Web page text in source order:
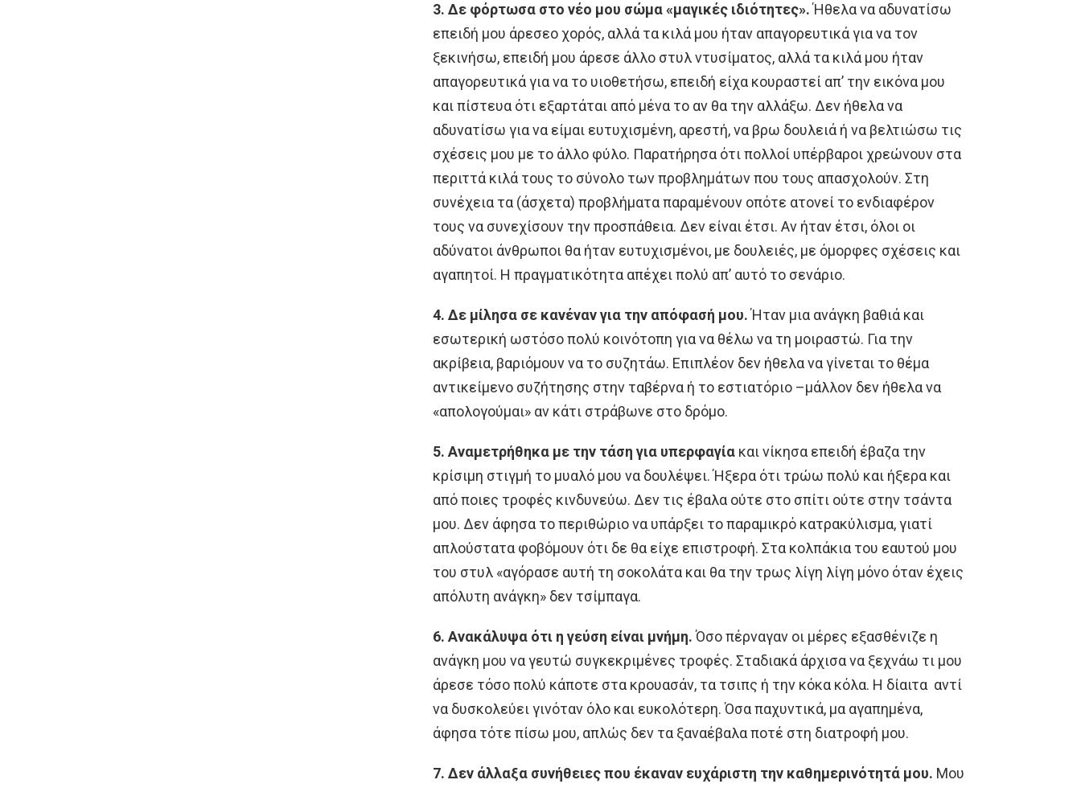
3. Δε φόρτωσα στο νέο μου σώμα «μαγικές ιδιότητες».Ήθελα να αδυνατίσω
επειδή μου άρεσεο χορός, αλλά τα κιλά μου ήταν απαγορευτικά για να τον
ξεκινήσω, επειδή μου άρεσε άλλο στυλ ντυσίματος, αλλά τα κιλά μου ήταν
απαγορευτικά για να το υιοθετήσω, επειδή είχα κουραστεί απ’ την εικόνα μου
και πίστευα ότι εξαρτάται από μένα το αν θα την αλλάξω. Δεν ήθελα να
αδυνατίσω για να είμαι ευτυχισμένη, αρεστή, να βρω δουλειά ή να βελτιώσω τις
σχέσεις μου με το άλλο φύλο. Παρατήρησα ότι πολλοί υπέρβαροι χρεώνουν στα
περιττά κιλά τους το σύνολο των προβλημάτων που τους απασχολούν. Στη
συνέχεια τα (άσχετα) προβλήματα παραμένουν οπότε ατονεί το ενδιαφέρον
τους να συνεχίσουν την προσπάθεια. Δεν είναι έτσι. Αν ήταν έτσι, όλοι οι
αδύνατοι άνθρωποι θα ήταν ευτυχισμένοι, με δουλειές, με όμορφες σχέσεις και
αγαπητοί. Η πραγματικότητα απέχει πολύ απ’ αυτό το σενάριο.
4. Δε μίλησα σε κανέναν για την απόφασή μου.Ήταν μια ανάγκη βαθιά και
εσωτερική ωστόσο πολύ κοινότοπη για να θέλω να τη μοιραστώ. Για την
ακρίβεια, βαριόμουν να το συζητάω. Επιπλέον δεν ήθελα να γίνεται το θέμα
αντικείμενο συζήτησης στην ταβέρνα ή το εστιατόριο –μάλλον δεν ήθελα να
«απολογούμαι» αν κάτι στράβωνε στο δρόμο.
5. Αναμετρήθηκα με την τάση για υπερφαγία και νίκησα επειδή έβαζα την
κρίσιμη στιγμή το μυαλό μου να δουλέψει. Ήξερα ότι τρώω πολύ και ήξερα και
από ποιες τροφές κινδυνεύω. Δεν τις έβαλα ούτε στο σπίτι ούτε στην τσάντα
μου. Δεν άφησα το περιθώριο να υπάρξει το παραμικρό κατρακύλισμα, γιατί
απλούστατα φοβόμουν ότι δε θα είχε επιστροφή. Στα κολπάκια του εαυτού μου
του στυλ «αγόρασε αυτή τη σοκολάτα και θα την τρως λίγη λίγη μόνο όταν έχεις
απόλυτη ανάγκη» δεν τσίμπαγα.
6. Ανακάλυψα ότι η γεύση είναι μνήμη.Όσο πέρναγαν οι μέρες εξασθένιζε η
ανάγκη μου να γευτώ συγκεκριμένες τροφές. Σταδιακά άρχισα να ξεχνάω τι μου
άρεσε τόσο πολύ κάποτε στα κρουασάν, τα τσιπς ή την κόκα κόλα. Η δίαιτα αντί
να δυσκολεύει γινόταν όλο και ευκολότερη. Όσα παχυντικά, μα αγαπημένα,
άφησα τότε πίσω μου, απλώς δεν τα ξαναέβαλα ποτέ στη διατροφή μου.
7. Δεν άλλαξα συνήθειες που έκαναν ευχάριστη την καθημερινότητά μου. Μου